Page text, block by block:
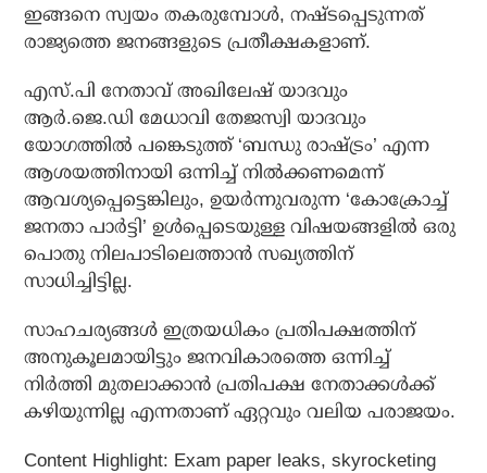
ഇങ്ങനെ സ്വയം തകരുമ്പോള്‍, നഷ്ടപ്പെടുന്നത്
രാജ്യത്തെ ജനങ്ങളുടെ പ്രതീക്ഷകളാണ്.
എസ്.പി നേതാവ് അഖിലേഷ് യാദവും
ആര്‍.ജെ.ഡി മേധാവി തേജസ്വി യാദവും
യോഗത്തില്‍ പങ്കെടുത്ത് ‘ബന്ധു രാഷ്ട്രം’ എന്ന
ആശയത്തിനായി ഒന്നിച്ച് നില്‍ക്കണമെന്ന്
ആവശ്യപ്പെട്ടെങ്കിലും, ഉയര്‍ന്നുവരുന്ന ‘കോക്രോച്ച്
ജനതാ പാര്‍ട്ടി’ ഉള്‍പ്പെടെയുള്ള വിഷയങ്ങളില്‍ ഒരു
പൊതു നിലപാടിലെത്താന്‍ സഖ്യത്തിന്
സാധിച്ചിട്ടില്ല.
സാഹചര്യങ്ങള്‍ ഇത്രയധികം പ്രതിപക്ഷത്തിന്
അനുകൂലമായിട്ടും ജനവികാരത്തെ ഒന്നിച്ച്
നിര്‍ത്തി മുതലാക്കാന്‍ പ്രതിപക്ഷ നേതാക്കള്‍ക്ക്
കഴിയുന്നില്ല എന്നതാണ് ഏറ്റവും വലിയ പരാജയം.
Content Highlight: Exam paper leaks, skyrocketing